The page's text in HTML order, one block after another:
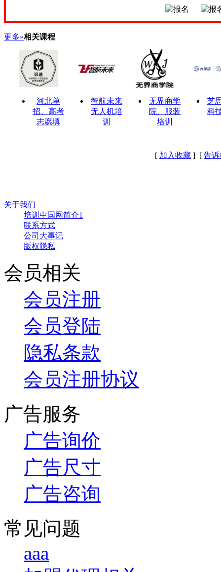
更多»相关课程
河北单
招、高考
志愿填
智航未来
无人机培
训
无界商学
院、服装
培训
芝
科
[ 加入收藏 ] [ 告
关于我们
培训中国网简介1
联系方式
公司大事记
版权隐私
会员相关
会员注册
会员登陆
隐私条款
会员注册协议
广告服务
广告询价
广告尺寸
广告咨询
常见问题
aaa